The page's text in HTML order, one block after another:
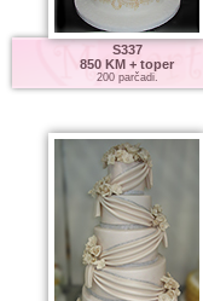
S337
850 KM + toper
200 parčadi.